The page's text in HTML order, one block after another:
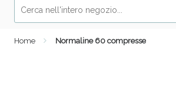
Home Normaline 60 compresse